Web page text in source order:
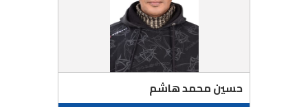
حسين محمد هاشم